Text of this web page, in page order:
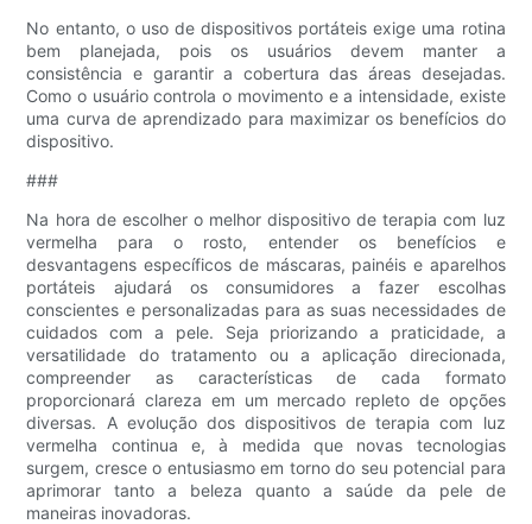
No entanto, o uso de dispositivos portáteis exige uma rotina
bem planejada, pois os usuários devem manter a
consistência e garantir a cobertura das áreas desejadas.
Como o usuário controla o movimento e a intensidade, existe
uma curva de aprendizado para maximizar os benefícios do
dispositivo.
###
Na hora de escolher o melhor dispositivo de terapia com luz
vermelha para o rosto, entender os benefícios e
desvantagens específicos de máscaras, painéis e aparelhos
portáteis ajudará os consumidores a fazer escolhas
conscientes e personalizadas para as suas necessidades de
cuidados com a pele. Seja priorizando a praticidade, a
versatilidade do tratamento ou a aplicação direcionada,
compreender as características de cada formato
proporcionará clareza em um mercado repleto de opções
diversas. A evolução dos dispositivos de terapia com luz
vermelha continua e, à medida que novas tecnologias
surgem, cresce o entusiasmo em torno do seu potencial para
aprimorar tanto a beleza quanto a saúde da pele de
maneiras inovadoras.